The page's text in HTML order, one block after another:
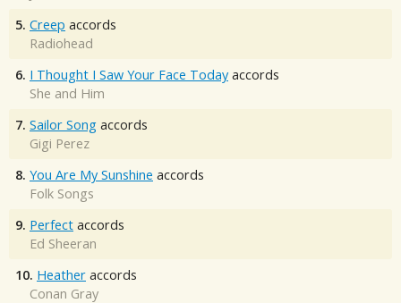
5. Creep accords
Radiohead
6. I Thought I Saw Your Face Today accords
She and Him
7. Sailor Song accords
Gigi Perez
8. You Are My Sunshine accords
Folk Songs
9. Perfect accords
Ed Sheeran
10. Heather accords
Conan Gray